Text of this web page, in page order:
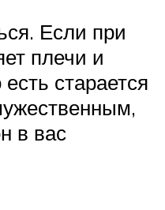
Если при
плечи и
старается
в вас